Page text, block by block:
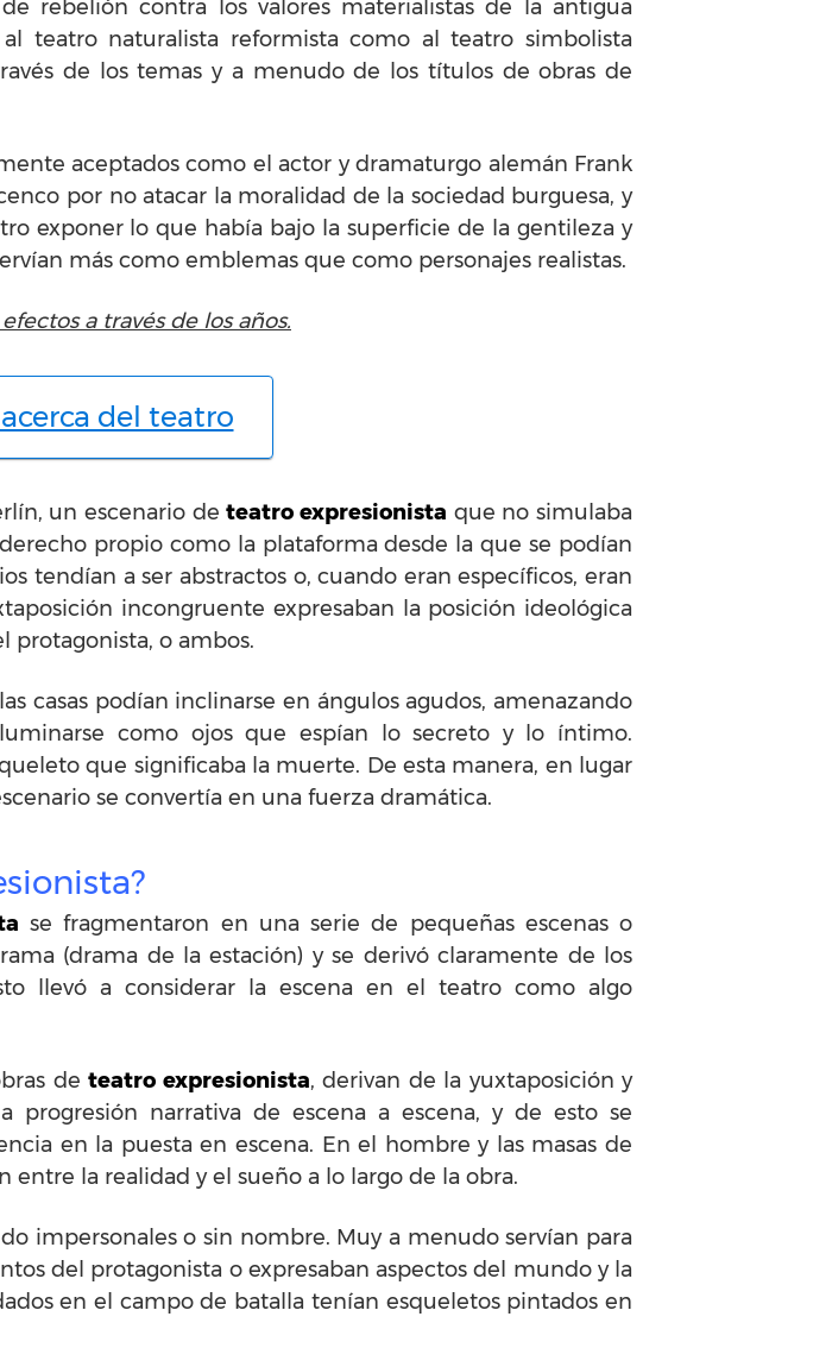
rebelión contra los valores materialistas de la antigua
teatro naturalista reformista como al teatro simbolista
de los temas y a menudo de los títulos de obras de
aceptados como el actor y dramaturgo alemán Frank
por no atacar la moralidad de la sociedad burguesa, y
exponer lo que había bajo la superficie de la gentileza y
más como emblemas que como personajes realistas.
a través de los años.
del teatro
un escenario deteatro expresionista que no simulaba
propio como la plataforma desde la que se podían
tendían a ser abstractos o, cuando eran específicos, eran
incongruente expresaban la posición ideológica
protagonista, o ambos.
casas podían inclinarse en ángulos agudos, amenazando
como ojos que espían lo secreto y lo íntimo.
que significaba la muerte. De esta manera, en lugar
se convertía en una fuerza dramática.
se fragmentaron en una serie de pequeñas escenas o
(drama de la estación) y se derivó claramente de los
llevó a considerar la escena en el teatro como algo
deteatro expresionista, derivan de la yuxtaposición y
narrativa de escena a escena, y de esto se
en la puesta en escena. En el hombre y las masas de
entre la realidad y el sueño a lo largo de la obra.
impersonales o sin nombre. Muy a menudo servían para
del protagonista o expresaban aspectos del mundo y la
en el campo de batalla tenían esqueletos pintados en